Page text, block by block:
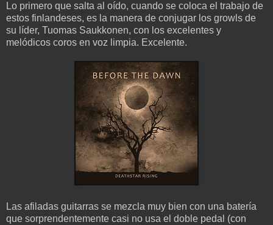
Lo primero que salta al oído, cuando se coloca el trabajo de
estos finlandeses, es la manera de conjugar los growls de
su líder, Tuomas Saukkonen, con los excelentes y
melódicos coros en voz limpia. Excelente.
Las afiladas guitarras se mezcla muy bien con una batería
que sorprendentemente casi no usa el doble pedal (con